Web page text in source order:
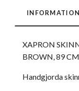
INFORMATION
XAPRON
BROWN, 89
Handgjorda